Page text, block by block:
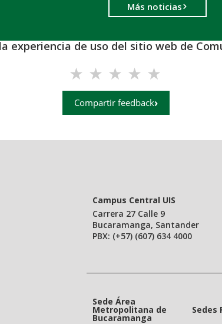
Más noticias
experiencia de uso del sitio web de